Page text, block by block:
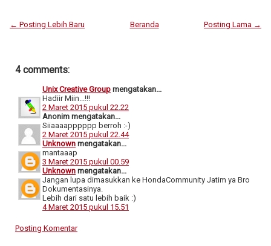
← Posting Lebih Baru Posting Lama →
Beranda
4 comments:
Unix Creative Group mengatakan...
Hadiir Miin...!!!
2 Maret 2015 pukul 22.22
Anonim mengatakan...
Siiaaaapppppp berroh :-)
2 Maret 2015 pukul 22.44
Unknown mengatakan...
mantaaap
3 Maret 2015 pukul 00.59
Unknown mengatakan...
Jangan lupa dimasukkan ke HondaCommunity Jatim ya Bro
Dokumentasinya.
Lebih dari satu lebih baik :)
4 Maret 2015 pukul 15.51
Posting Komentar